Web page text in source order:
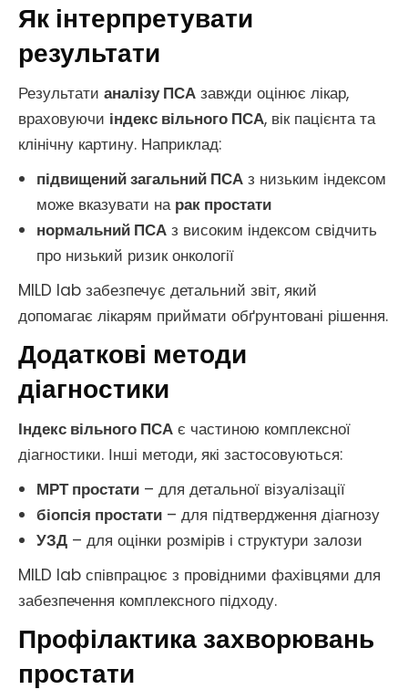
Як інтерпретувати
результати
Результати аналізу ПСА завжди оцінює лікар,
враховуючи індекс вільного ПСА, вік пацієнта та
клінічну картину. Наприклад:
підвищений загальний ПСА з низьким індексом
може вказувати на рак простати
нормальний ПСА з високим індексом свідчить
про низький ризик онкології
MILD lab забезпечує детальний звіт, який
допомагає лікарям приймати обґрунтовані рішення.
Додаткові методи
діагностики
Індекс вільного ПСА є частиною комплексної
діагностики. Інші методи, які застосовуються:
МРТ простати – для детальної візуалізації
біопсія простати – для підтвердження діагнозу
УЗД – для оцінки розмірів і структури залози
MILD lab співпрацює з провідними фахівцями для
забезпечення комплексного підходу.
Профілактика захворювань
простати